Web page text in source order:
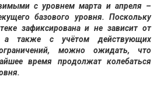
с уровнем марта и апреля –
базового уровня. Поскольку
зафиксирована и не зависит от
также с учётом действующих
можно ожидать, что
время продолжат колебаться